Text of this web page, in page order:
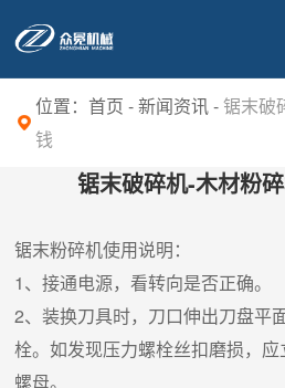
位置： 首页 -新闻资讯-锯末破
钱
锯末破碎机-木材粉
锯末粉碎机使用说明：
1、接通电源，看转向是否正确。
2、装换刀具时，刀口伸出刀盘平
栓。如发现压力螺栓丝扣磨损，
螺母。